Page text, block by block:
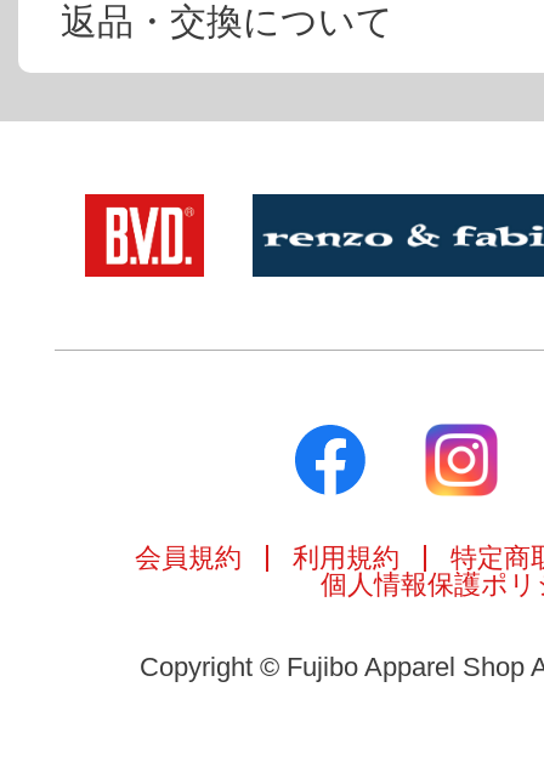
返品・交換について
会員規約 利用規約
特定商
個人情報保護ポリ
Copyright © Fujibo Apparel Shop